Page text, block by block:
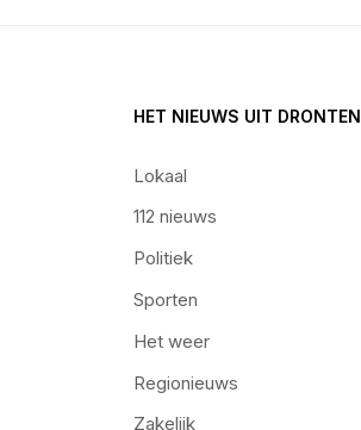
HET NIEUWS UIT DRONTEN
Lokaal
112 nieuws
Politiek
Sporten
Het weer
Regionieuws
Zakelijk